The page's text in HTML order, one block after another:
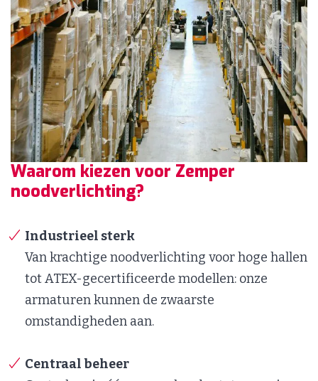
Waarom kiezen voor Zemper
noodverlichting?
Industrieel sterk
Van krachtige noodverlichting voor hoge hallen
tot ATEX-gecertificeerde modellen: onze
armaturen kunnen de zwaarste
omstandigheden aan.
Centraal beheer